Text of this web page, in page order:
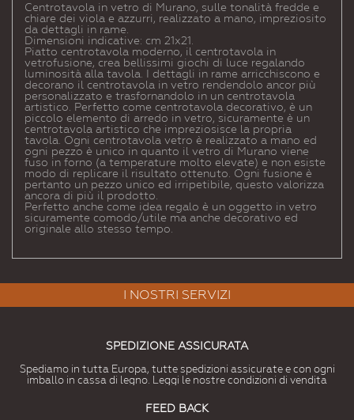
Centrotavola in vetro di Murano, sulle tonalità fredde e
chiare dei viola e azzurri, realizzato a mano, impreziosito
da dettagli in rame.
Dimensioni indicative: cm 21x21.
Piatto centrotavola moderno, il centrotavola in
vetrofusione, crea bellissimi giochi di luce regalando
luminosità alla tavola. I dettagli in rame arricchiscono e
decorano il centrotavola in vetro rendendolo ancor più
personalizzato e trasfornandolo in un centrotavola
artistico. Perfetto come centrotavola decorativo, è un
piccolo elemento di arredo in vetro, sicuramente è un
centrotavola artistico che impreziosisce la propria
tavola. Ogni centrotavola vetro è realizzato a mano ed
ogni pezzo è unico in quanto il vetro di Murano viene
fuso in forno (a temperature molto elevate) e non esiste
modo di replicare il risultato ottenuto. Ogni fusione è
pertanto un pezzo unico ed irripetibile, questo valorizza
ancora di più il prodotto.
Perfetto anche come idea regalo è un oggetto in vetro
sicuramente comodo/utile ma anche decorativo ed
originale allo stesso tempo.
I NOSTRI SERVIZI
SPEDIZIONE ASSICURATA
Spediamo in tutta Europa, tutte spedizioni assicurate e con ogni
imballo in cassa di legno. Leggi le nostre condizioni di vendita
FEED BACK